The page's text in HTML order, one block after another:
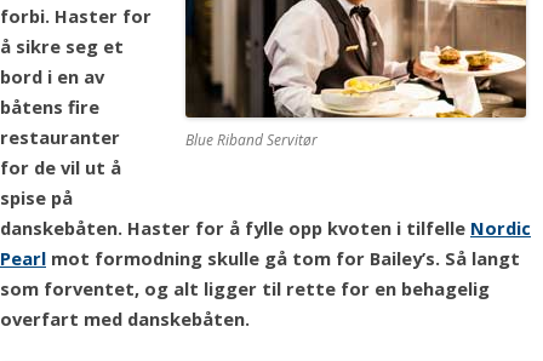
Blue Riband Servitør
forbi. Haster for
å sikre seg et
bord i en av
båtens fire
restauranter
for de vil ut å
spise på
danskebåten. Haster for å fylle opp kvoten i tilfelle Nordic
Pearl mot formodning skulle gå tom for Bailey’s. Så langt
som forventet, og alt ligger til rette for en behagelig
overfart med danskebåten.